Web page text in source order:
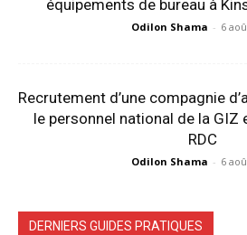
équipements de bureau à
Odilon Shama - 6
Recrutement d’une compagnie
le personnel national de la GIZ
RDC
Odilon Shama - 6
DERNIERS GUIDES PRATIQUES